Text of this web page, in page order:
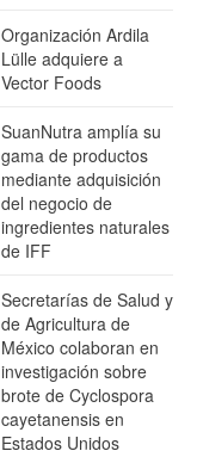
Organización Ardila
Lülle adquiere a
Vector Foods
SuanNutra amplía su
gama de productos
mediante adquisición
del negocio de
ingredientes naturales
de IFF
Secretarías de Salud y
de Agricultura de
México colaboran en
investigación sobre
brote de Cyclospora
cayetanensis en
Estados Unidos